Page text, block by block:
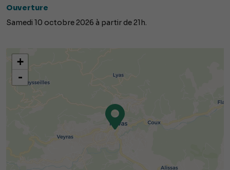
Ouverture
Samedi 10 octobre 2026 à partir de 21h.
+
-